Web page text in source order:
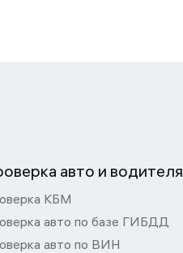
авто и водителя
КБМ
авто по базе ГИБДД
авто по ВИН